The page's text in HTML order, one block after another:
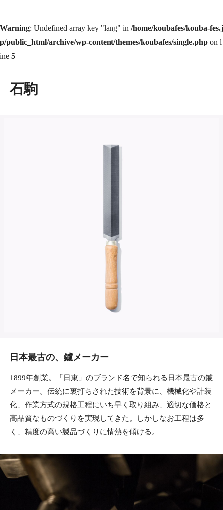
Warning: Undefined array key "lang" in /home/koubafes/kouba-fes.j
p/public_html/archive/wp-content/themes/koubafes/single.php on l
ine 5
石駒
日本最古の、鑢メーカー
1899年創業。「日東」のブランド名で知られる日本最古の鑢
メーカー。伝統に裏打ちされた技術を背景に、機械化や計装
化、作業方式の規格工程にいち早く取り組み、適切な価格と
高品質なものづくりを実現してきた。しかしなお工程は多
く、精度の高い製品づくりに情熱を傾ける。